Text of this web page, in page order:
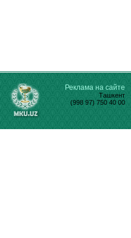
Реклама на сайте
Ташкент
(998 97) 750 40 00